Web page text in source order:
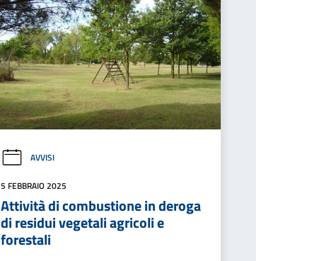
AVVISI
5 FEBBRAIO 2025
Attività di combustione in deroga
di residui vegetali agricoli e
forestali